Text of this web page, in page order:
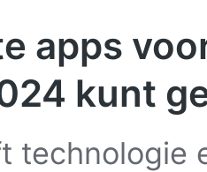
apps
kunt
technologie